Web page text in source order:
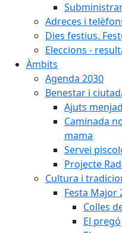
Adreces i
Dies festius.
Eleccions -
Àmbits
Agenda 2030
Benestar i
Ajuts
Caminada
mama
Servei
Projecte
Cultura i
Festa Major
Colles
El pregó